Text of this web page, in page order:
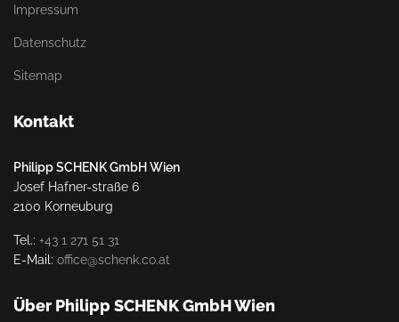
Impressum
Datenschutz
Sitemap
Kontakt
Philipp SCHENK GmbH Wien
Josef Hafner-straße 6
2100 Korneuburg
Tel.: +43 1 271 51 31
E-Mail: office@schenk.co.at
Über Philipp SCHENK GmbH Wien